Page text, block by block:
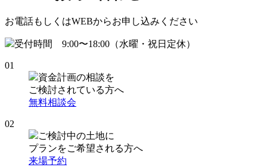
お電話もしくはWEBからお申し込みください
受付時間 9:00〜18:00（水曜・祝日定休）
01
資金計画の相談を
ご検討されている方へ
無料相談会
02
ご検討中の土地に
プランをご希望される方へ
来場予約